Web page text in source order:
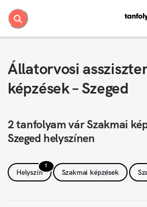
Állatorvosi
képzések – Szeged
2 tanfolyam vár Szakmai
Szeged helyszínen
1
Helyszín Szakmai képzések